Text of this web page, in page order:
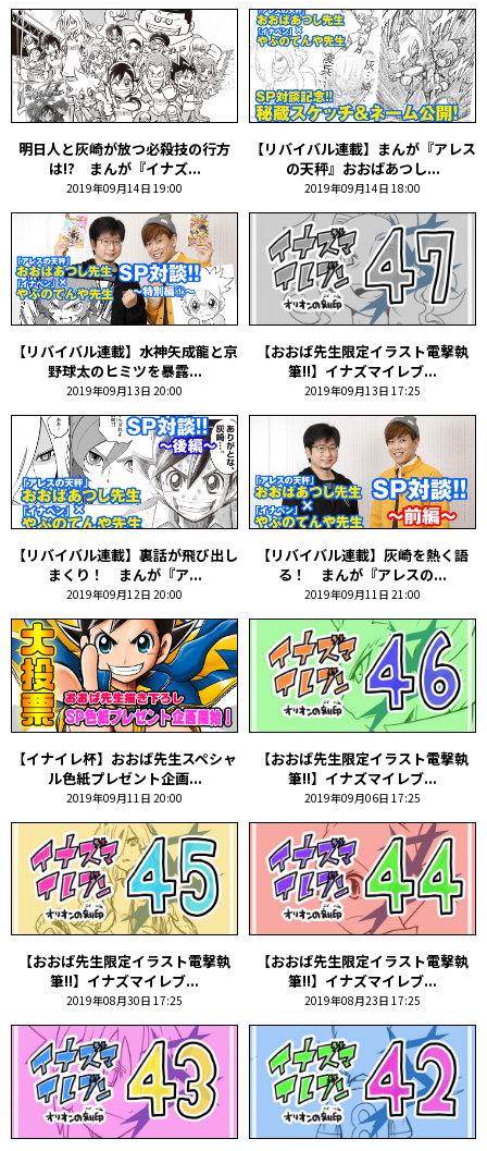
明日人と灰崎が放つ必殺技の行方
は!? まんが『イナズ...
2019年09月14日 19:00
【リバイバル連載】まんが『アレス
の天秤』おおばあつし...
2019年09月14日 18:00
【リバイバル連載】水神矢成龍と京
野球太のヒミツを暴露...
2019年09月13日 20:00
【おおば先生限定イラスト電撃執
筆!!】イナズマイレブ...
2019年09月13日 17:25
【リバイバル連載】裏話が飛び出し
まくり！ まんが『ア...
2019年09月12日 20:00
【リバイバル連載】灰崎を熱く語
る！ まんが『アレスの...
2019年09月11日 21:00
【イナイレ杯】おおば先生スペシャ
ル色紙プレゼント企画...
2019年09月11日 20:00
【おおば先生限定イラスト電撃執
筆!!】イナズマイレブ...
2019年09月06日 17:25
【おおば先生限定イラスト電撃執
筆!!】イナズマイレブ...
2019年08月30日 17:25
【おおば先生限定イラスト電撃執
筆!!】イナズマイレブ...
2019年08月23日 17:25